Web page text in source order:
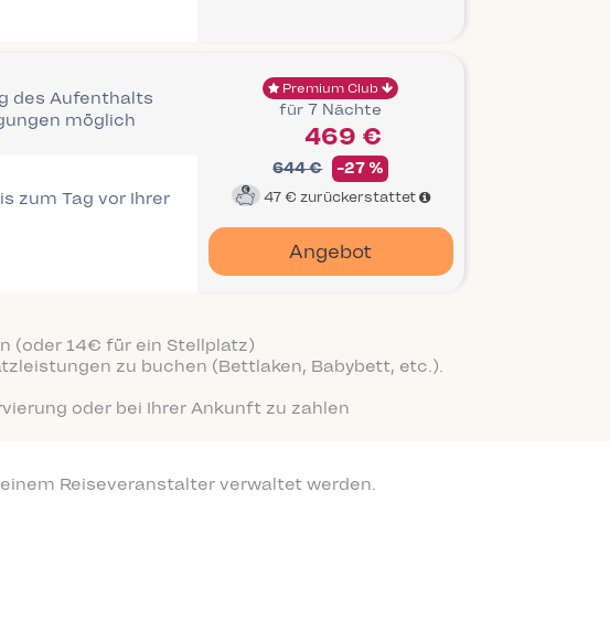
des Aufenthalts
möglich
zum Tag vor Ihrer
Premium Club
für 7 Nächte
469 €
644 € -27 %
47 € zurückerstattet
Angebot
(oder 14€ für ein Stellplatz)
zu buchen (Bettlaken, Babybett, etc.).
oder bei Ihrer Ankunft zu zahlen
Reiseveranstalter verwaltet werden.